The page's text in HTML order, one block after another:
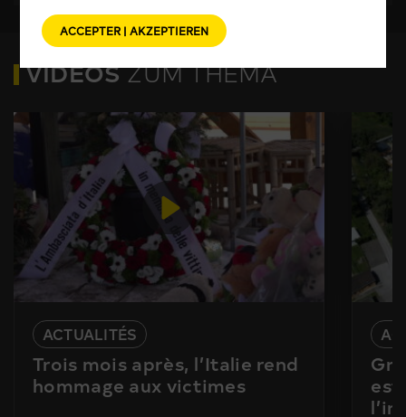
VIDEOSZUM THEMA
ACTUALITÉS
Trois mois après, l’Italie rend
hommage aux victimes
est
ACCEPTER | AKZEPTIEREN